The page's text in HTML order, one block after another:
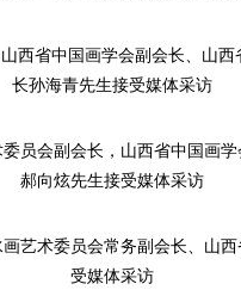
西省中国画学会副会长、山
长孙海青先生接受媒体采访
员会副会长，山西省中国画
郝向炫先生接受媒体采访
艺术委员会常务副会长、山
受媒体采访